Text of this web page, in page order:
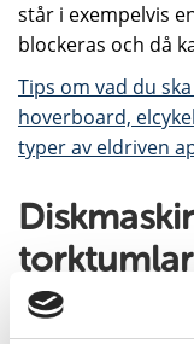
står i exempelvis
blockeras och då
Tips om vad du
hoverboard,
typer av eldriven
Det kan börja